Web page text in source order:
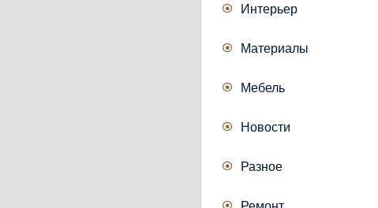
Интерьер
Материалы
Мебель
Новости
Разное